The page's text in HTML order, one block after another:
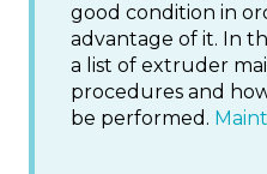
good condition in
advantage of it. In
a list of extruder
procedures and
be performed.